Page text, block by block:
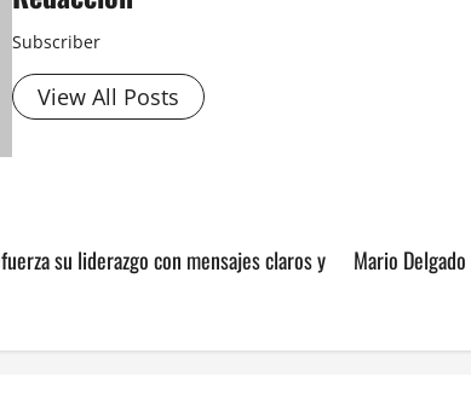
Subscriber
View All Posts
su liderazgo con mensajes claros y
Mario